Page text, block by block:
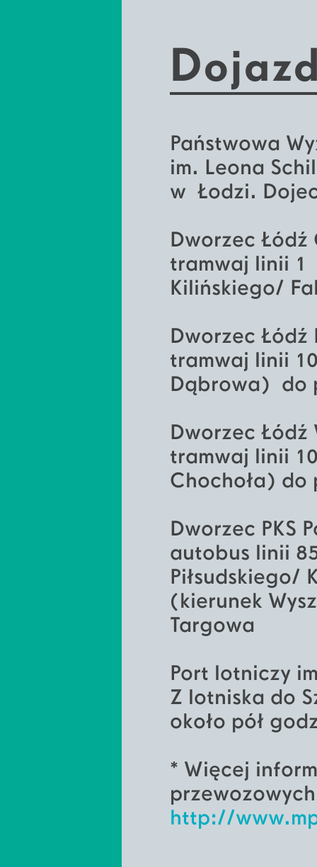
Państwowa
im. Leona
w Łodzi.
Dworzec Łódź
tramwaj linii 1
Kilińskiego/
Dworzec Łódź
tramwaj linii
Dąbrowa) do
Dworzec Łódź
tramwaj linii
Chochoła) do
Dworzec PKS
autobus linii
Piłsudskiego/
(kierunek
Targowa
Port lotniczy
Z lotniska do
około pół
* Więcej
http://